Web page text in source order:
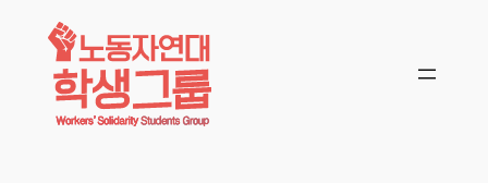
콘텐츠로
바로가기